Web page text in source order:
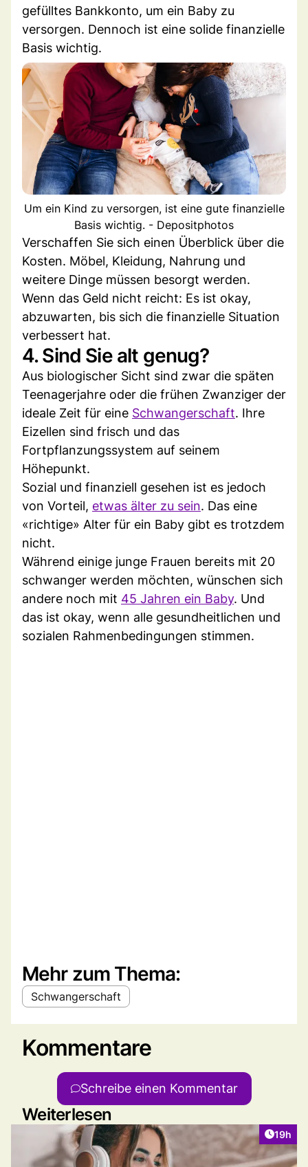
gefülltes Bankkonto, um ein Baby zu
versorgen. Dennoch ist eine solide finanzielle
Basis wichtig.
Um ein Kind zu versorgen, ist eine gute finanzielle
Basis wichtig. - Depositphotos
Verschaffen Sie sich einen Überblick über die
Kosten. Möbel, Kleidung, Nahrung und
weitere Dinge müssen besorgt werden.
Wenn das Geld nicht reicht: Es ist okay,
abzuwarten, bis sich die finanzielle Situation
verbessert hat.
4. Sind Sie alt genug?
Aus biologischer Sicht sind zwar die späten
Teenagerjahre oder die frühen Zwanziger der
ideale Zeit für eine Schwangerschaft. Ihre
Eizellen sind frisch und das
Fortpflanzungssystem auf seinem
Höhepunkt.
Sozial und finanziell gesehen ist es jedoch
von Vorteil, etwas älter zu sein. Das eine
«richtige» Alter für ein Baby gibt es trotzdem
nicht.
Während einige junge Frauen bereits mit 20
schwanger werden möchten, wünschen sich
andere noch mit 45 Jahren ein Baby. Und
das ist okay, wenn alle gesundheitlichen und
sozialen Rahmenbedingungen stimmen.
Mehr zum Thema:
Schwangerschaft
Kommentare
Schreibe einen Kommentar
Weiterlesen
Artikel
19h